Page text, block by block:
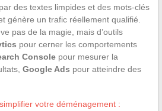
des textes limpides et des mots-clés
génère un trafic réellement qualifié.
pas de la magie, mais d’outils
pour cerner les comportements
Consolepour mesurer la
Google Ads pour atteindre des
votre déménagement :